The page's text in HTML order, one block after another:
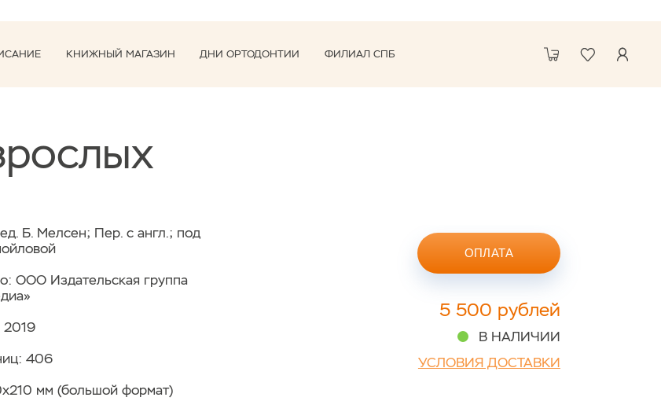
КНИЖНЫЙ МАГАЗИН ДНИ ОРТОДОНТИИ ФИЛИАЛ СПБ
Б. Мелсен; Пер. с англ.; под
ООО Издательская группа
2019
406
мм (большой формат)
ОПЛАТА
5 500 рублей
В НАЛИЧИИ
УСЛОВИЯ ДОСТАВКИ